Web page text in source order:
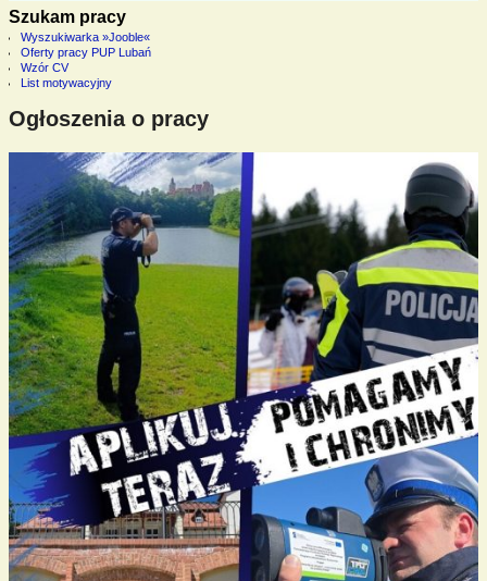
Szukam pracy
Wyszukiwarka »Jooble«
Oferty pracy PUP Lubań
Wzór CV
List motywacyjny
Ogłoszenia o pracy